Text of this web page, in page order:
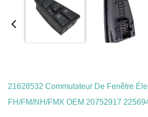
21628532 Commutateur De Fenêtre
FH/FM/NH/FMX OEM 20752917